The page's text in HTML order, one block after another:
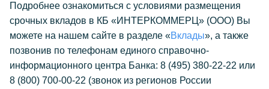
Подробнее ознакомиться с условиями размещения
срочных вкладов в КБ «ИНТЕРКОММЕРЦ» (ООО) Вы
можете на нашем сайте в разделе «Вклады», а также
позвонив по телефонам единого справочно-
информационного центра Банка: 8 (495) 380-22-22 или
8 (800) 700-00-22 (звонок из регионов России